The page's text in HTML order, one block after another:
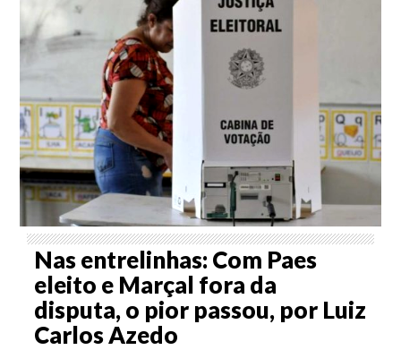
Nas entrelinhas: Com Paes
eleito e Marçal fora da
disputa, o pior passou, por Luiz
Carlos Azedo